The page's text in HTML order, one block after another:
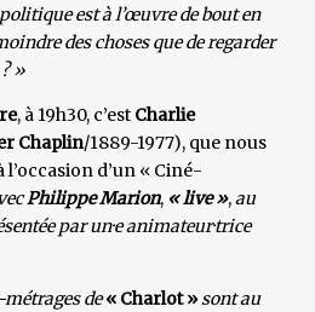
est à l’œuvre de bout en
des choses que de regarder
»
, à 19h30, c’est Charlie
Chaplin/1889-1977), que nous
d’un « Ciné-
Philippe Marion, « live »,au
parun·e animateur·trice
de« Charlot »sont au